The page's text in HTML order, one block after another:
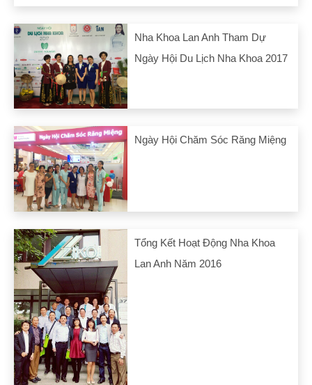
Nha Khoa Lan Anh Tham Dự
Ngày Hội Du Lịch Nha Khoa 2017
Ngày Hội Chăm Sóc Răng Miệng
Tổng Kết Hoạt Động Nha Khoa
Lan Anh Năm 2016